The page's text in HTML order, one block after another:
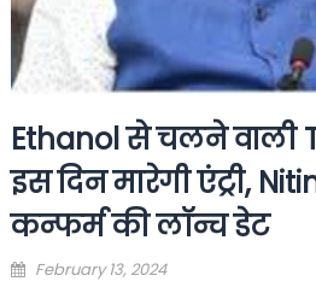
Ethanol से चलने वाली
इस दिन मारेगी एंट्री,
कन्फर्म की लॉन्च डेट
Posted
February 13, 2024